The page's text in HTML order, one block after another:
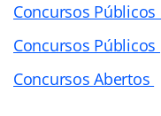
Concursos
Concursos
Concursos Abertos